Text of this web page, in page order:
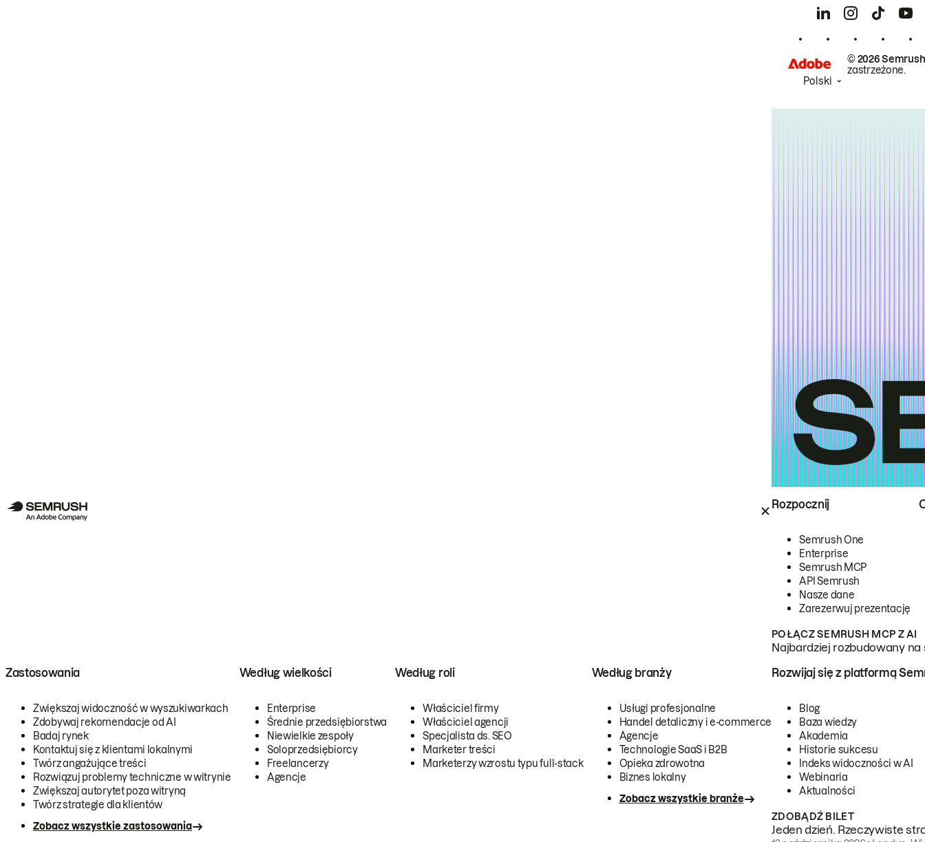
Rozpocznij
Semrush One
Enterprise
Semrush MCP
API Semrush
Nasze dane
Zarezerwuj prezentację
POŁĄCZ SEMRUSH MCP Z AI
Najbardziej rozbudowany
Zastosowania
Zwiększaj widoczność w wyszukiwarkach
Zdobywaj rekomendacje od AI
Badaj rynek
Kontaktuj się z klientami lokalnymi
Twórz angażujące treści
Rozwiązuj problemy techniczne w witrynie
Zwiększaj autorytet poza witryną
Twórz strategie dla klientów
Zobacz wszystkie zastosowania
Według wielkości
Enterprise
Średnie przedsiębiorstwa
Niewielkie zespoły
Soloprzedsiębiorcy
Freelancerzy
Agencje
Według roli
Właściciel firmy
Właściciel agencji
Specjalista ds. SEO
Marketer treści
Marketerzy wzrostu typu full-stack
Według branży
Usługi profesjonalne
Handel detaliczny i e-commerce
Agencje
Technologie SaaS i B2B
Opieka zdrowotna
Biznes lokalny
Zobacz wszystkie branże
Rozwijaj się z platformą
Blog
Baza wiedzy
Akademia
Historie sukcesu
Indeks widoczności w AI
Webinaria
Aktualności
ZDOBĄDŹ BILET
Jeden dzień. Rzeczywiste
© 2026
zastrzeżone.
Polski